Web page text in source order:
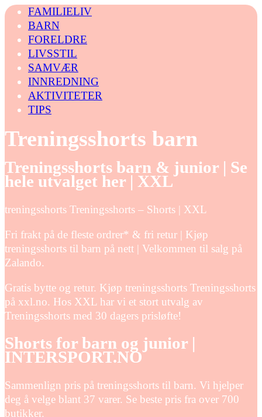
FAMILIELIV
BARN
FORELDRE
LIVSSTIL
SAMVÆR
INNREDNING
AKTIVITETER
TIPS
Treningsshorts barn
Treningsshorts barn & junior | Se
hele utvalget her | XXL
treningsshorts Treningsshorts – Shorts | XXL
Fri frakt på de fleste ordrer* & fri retur | Kjøp
treningsshorts til barn på nett | Velkommen til salg på
Zalando.
Gratis bytte og retur. Kjøp treningsshorts Treningsshorts
på xxl.no. Hos XXL har vi et stort utvalg av
Treningsshorts med 30 dagers prisløfte!
Shorts for barn og junior |
INTERSPORT.NO
Sammenlign pris på treningsshorts til barn. Vi hjelper
deg å velge blant 37 varer. Se beste pris fra over 700
butikker.